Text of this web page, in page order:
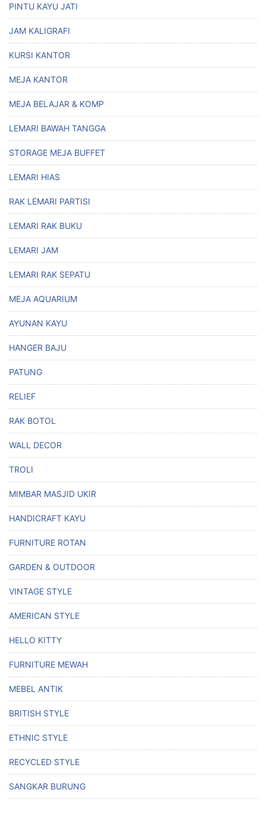
PINTU KAYU JATI
JAM KALIGRAFI
KURSI KANTOR
MEJA KANTOR
MEJA BELAJAR & KOMP
LEMARI BAWAH TANGGA
STORAGE MEJA BUFFET
LEMARI HIAS
RAK LEMARI PARTISI
LEMARI RAK BUKU
LEMARI JAM
LEMARI RAK SEPATU
MEJA AQUARIUM
AYUNAN KAYU
HANGER BAJU
PATUNG
RELIEF
RAK BOTOL
WALL DECOR
TROLI
MIMBAR MASJID UKIR
HANDICRAFT KAYU
FURNITURE ROTAN
GARDEN & OUTDOOR
VINTAGE STYLE
AMERICAN STYLE
HELLO KITTY
FURNITURE MEWAH
MEBEL ANTIK
BRITISH STYLE
ETHNIC STYLE
RECYCLED STYLE
SANGKAR BURUNG